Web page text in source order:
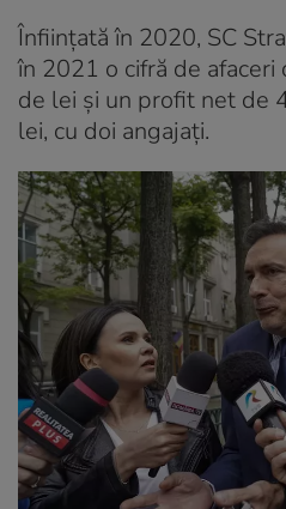
Înființată în 2020, SC
în 2021 o cifră de
de lei și un profit net de
lei, cu doi angajați.